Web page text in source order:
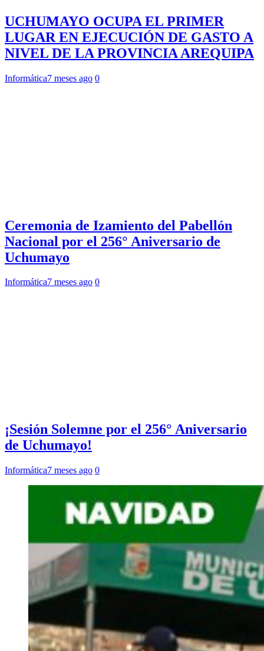
UCHUMAYO OCUPA EL PRIMER
LUGAR EN EJECUCIÓN DE GASTO A
NIVEL DE LA PROVINCIA AREQUIPA
Informática7 meses ago 0
Ceremonia de Izamiento del Pabellón
Nacional por el 256° Aniversario de
Uchumayo
Informática7 meses ago 0
¡Sesión Solemne por el 256° Aniversario
de Uchumayo!
Informática7 meses ago 0